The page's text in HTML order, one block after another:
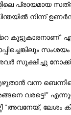
പ്രായമായ
നിന്ന്
കൂട്ടുകാരനാണ്”
സൂക്ഷിച്ചു
വന്ന
വരട്ടെ!”
“അവനേയ്, ലേശം